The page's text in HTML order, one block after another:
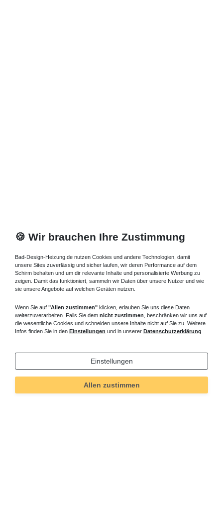
🍪 Wir brauchen Ihre Zustimmung
Bad-Design-Heizung.de nutzen Cookies und andere Technologien, damit
unsere Sites zuverlässig und sicher laufen, wir deren Performance auf dem
Schirm behalten und um dir relevante Inhalte und personalisierte Werbung zu
zeigen. Damit das funktioniert, sammeln wir Daten über unsere Nutzer und wie
sie unsere Angebote auf welchen Geräten nutzen.
Wenn Sie auf "Allen zustimmen" klicken, erlauben Sie uns diese Daten
weiterzuverarbeiten. Falls Sie dem nicht zustimmen , beschränken wir uns auf
die wesentliche Cookies und schneiden unsere Inhalte nicht auf Sie zu. Weitere
Infos finden Sie in den Einstellungen und in unserer Datenschutzerklärung
Einstellungen
Allen zustimmen